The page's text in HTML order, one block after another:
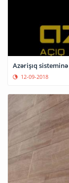
Azərişıq
12-09-2018